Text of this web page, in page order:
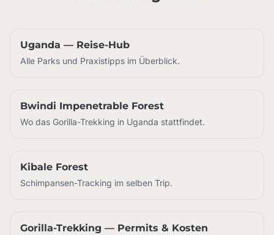
Uganda — Reise-Hub
Alle Parks und Praxistipps im Überblick.
Bwindi Impenetrable Forest
Wo das Gorilla-Trekking in Uganda stattfindet.
Kibale Forest
Schimpansen-Tracking im selben Trip.
Gorilla-Trekking — Permits & Kosten